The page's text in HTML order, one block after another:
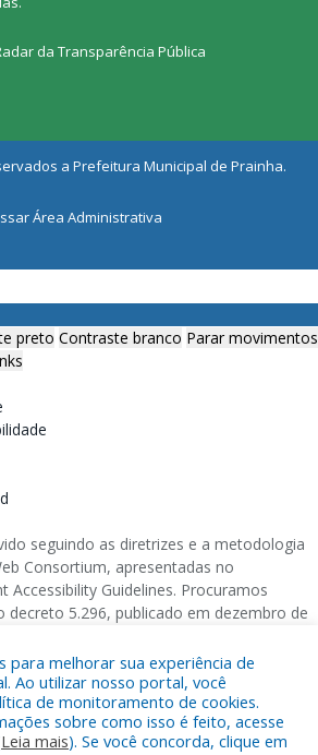
da Transparência Pública
a Prefeitura Municipal de Prainha.
Área Administrativa
para melhorar sua experiência de
Ao utilizar nosso portal, você
de monitoramento de cookies.
sobre como isso é feito, acesse
Leia mais). Se você concorda, clique em
preto Contraste branco Parar movimentos
seguindo as diretrizes e a metodologia
Consortium, apresentadas no
Accessibility Guidelines. Procuramos
decreto 5.296, publicado em dezembro de
pública na rede mundial de
das pessoas com necessidades especiais,
aos conteúdos disponíveis.
foram realizados testes em